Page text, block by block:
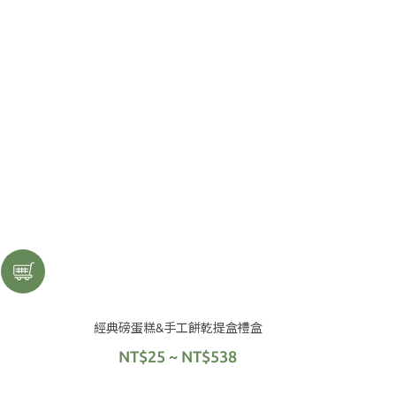
經典磅蛋糕&手工餅乾提盒禮盒
NT$25 ~ NT$538